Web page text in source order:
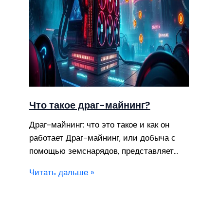
Что такое драг-майнинг?
Драг-майнинг: что это такое и как он
работает Драг-майнинг, или добыча с
помощью земснарядов, представляет…
Читать дальше »